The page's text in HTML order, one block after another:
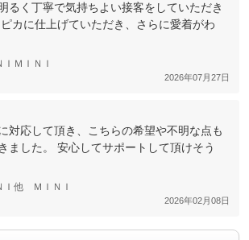
るく丁寧で気持ちよい接客をしていただき
カに仕上げていただき、さらに愛着がわ
ＭＩＮＩ
2026年07月27日
対応して頂き、こちらの希望や不明な点も
ました。 安心してサポートして頂けそう
Ｉ他 ＭＩＮＩ
2026年02月08日